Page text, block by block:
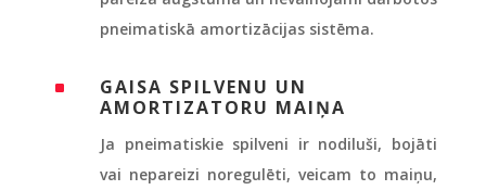
pneimatiskā amortizācijas sistēma.
^
GAISA SPILVENU UN
AMORTIZATORU MAIŅA
Ja pneimatiskie spilveni ir nodiluši, bojāti
vai nepareizi noregulēti, veicam to maiņu,